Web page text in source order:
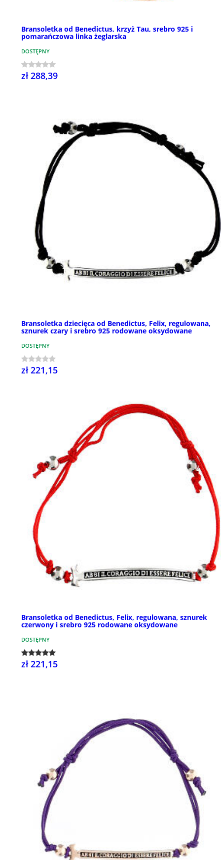
Bransoletka od Benedictus, krzyż Tau, srebro 925 i
pomarańczowa linka żeglarska
DOSTĘPNY
zł 288,39
Bransoletka dziecięca od Benedictus, Felix, regulowana,
sznurek czary i srebro 925 rodowane oksydowane
DOSTĘPNY
zł 221,15
Bransoletka od Benedictus, Felix, regulowana, sznurek
czerwony i srebro 925 rodowane oksydowane
DOSTĘPNY
zł 221,15